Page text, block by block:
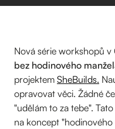
Nová série workshopů
bez hodinového
projektem SheBuilds.
opravovat věci. Žádné
"udělám to za tebe".
na koncept "hodinového